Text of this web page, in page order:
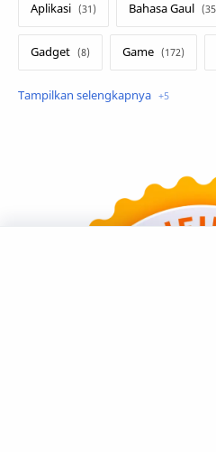
Aplikasi Bahasa Gaul
Gadget Game
Lirik Terjemahan